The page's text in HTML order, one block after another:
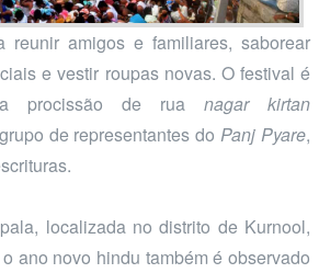
reunir amigos e familiares, saborear
e vestir roupas novas. O festival é
procissão de rua nagar kirtan
de representantes doPanj Pyare,
localizada no distrito de Kurnool,
ano novo hindu também é observado